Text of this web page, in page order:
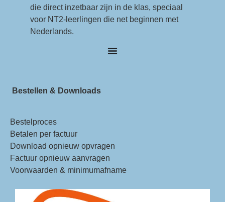
die direct inzetbaar zijn in de klas, speciaal
voor NT2-leerlingen die net beginnen met
Nederlands.
Bestellen & Downloads
Bestelproces
Betalen per factuur
Download opnieuw opvragen
Factuur opnieuw aanvragen
Voorwaarden & minimumafname